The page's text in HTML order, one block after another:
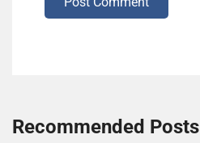
Recommended Posts